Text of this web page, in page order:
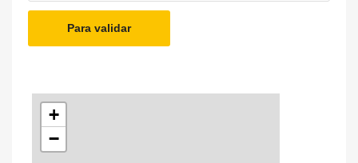
Para validar
+
−